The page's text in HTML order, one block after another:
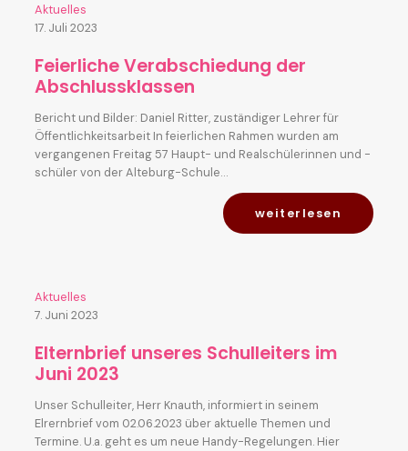
Aktuelles
17. Juli 2023
Feierliche Verabschiedung der
Abschlussklassen
Bericht und Bilder: Daniel Ritter, zuständiger Lehrer für
Öffentlichkeitsarbeit In feierlichen Rahmen wurden am
vergangenen Freitag 57 Haupt- und Realschülerinnen und -
schüler von der Alteburg-Schule…
weiterlesen
Aktuelles
7. Juni 2023
Elternbrief unseres Schulleiters im
Juni 2023
Unser Schulleiter, Herr Knauth, informiert in seinem
Elrernbrief vom 02.06.2023 über aktuelle Themen und
Termine. U.a. geht es um neue Handy-Regelungen. Hier